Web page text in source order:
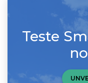
Teste